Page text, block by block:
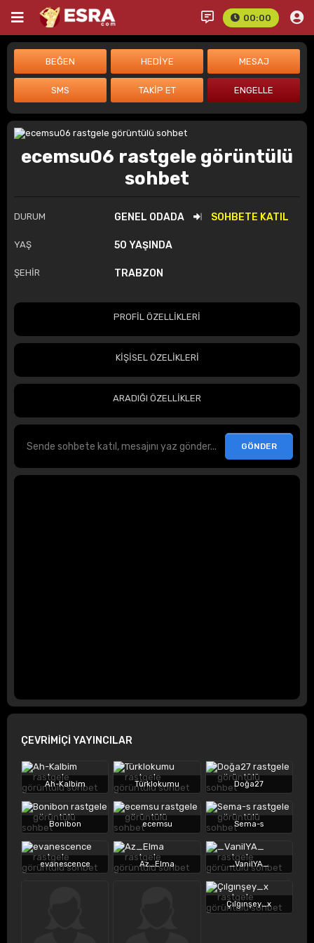
00:00
ecemsu06 rastgele görüntülü
sohbet
DURUM GENEL ODADA SOHBETE KATIL
YAŞ 50 YAŞINDA
ŞEHİR TRABZON
PROFİL ÖZELLİKLERİ
KİŞİSEL ÖZELİKLERİ
ARADIĞI ÖZELLİKLER
ÇEVRİMİÇİ YAYINCILAR
Ah-Kalbim Türklokumu Doğa27
Bonibon ecemsu Sema-s
evanescence Az_Elma _VanilYA_
Çılgınşey_x